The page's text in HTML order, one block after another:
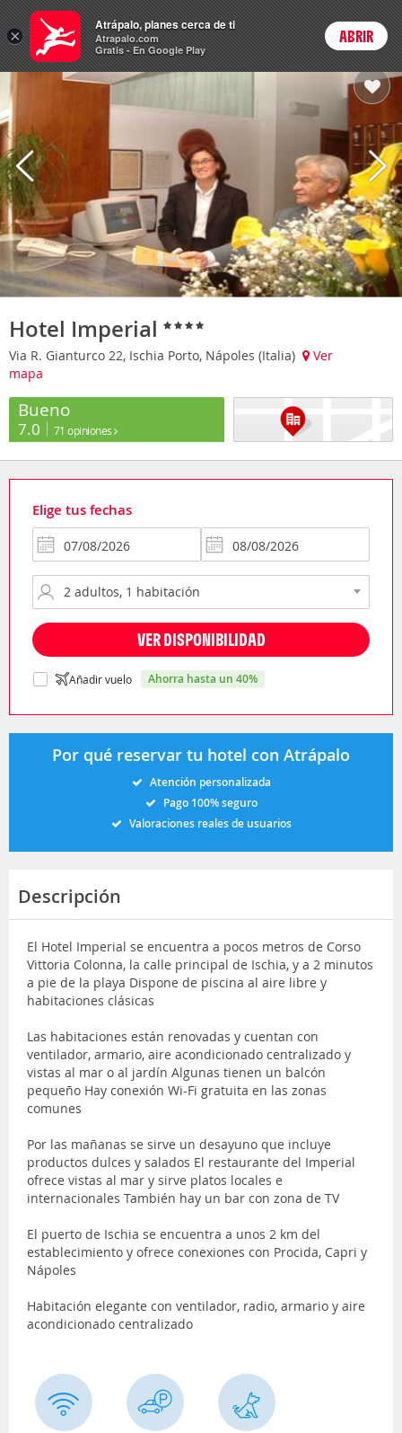
Hoteles Login
Hotel Imperial
Via R. Gianturco 22, Ischia Porto, Nápoles (Italia)
Ver
mapa
Bueno
7.0 71 opiniones
Elige tus fechas
VER DISPONIBILIDAD
Añadir vuelo ahorra hasta un 40%
Por qué reservar tu hotel con Atrápalo
Atención personalizada
Pago 100% seguro
Valoraciones reales de usuarios
Descripción
El Hotel Imperial se encuentra a pocos metros de Corso
Vittoria Colonna, la calle principal de Ischia, y a 2 minutos
a pie de la playa Dispone de piscina al aire libre y
habitaciones clásicas
Las habitaciones están renovadas y cuentan con
ventilador, armario, aire acondicionado centralizado y
vistas al mar o al jardín Algunas tienen un balcón
pequeño Hay conexión Wi-Fi gratuita en las zonas
comunes
Por las mañanas se sirve un desayuno que incluye
productos dulces y salados El restaurante del Imperial
ofrece vistas al mar y sirve platos locales e
internacionales También hay un bar con zona de TV
El puerto de Ischia se encuentra a unos 2 km del
establecimiento y ofrece conexiones con Procida, Capri y
Nápoles
Habitación elegante con ventilador, radio, armario y aire
acondicionado centralizado
×
Atrápalo, planes cerca de ti
Atrapalo.com
Gratis - En Google Play
ABRIR